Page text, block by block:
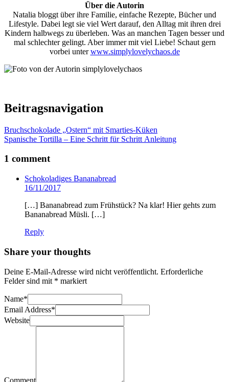
Über die Autorin
Natalia bloggt über ihre Familie, einfache Rezepte, Bücher und
Lifestyle. Dabei legt sie viel Wert darauf, den Alltag mit ihren drei
Kindern halbwegs zu überleben. Was an manchen Tagen besser und
mal schlechter gelingt. Aber immer mit viel Liebe! Schaut gern
vorbei unterwww.simplylovelychaos.de
Beitragsnavigation
Bruchschokolade „Ostern“ mit Smarties-Küken
Spanische Tortilla – Eine Schritt für Schritt Anleitung
1 comment
Schokoladiges Bananabread
16/11/2017
[…] Bananabread zum Frühstück? Na klar! Hier gehts zum
Bananabread Müsli. […]
Reply
Share your thoughts
Deine E-Mail-Adresse wird nicht veröffentlicht. Erforderliche
Felder sind mit * markiert
Name*
Email Address*
Website
Comment